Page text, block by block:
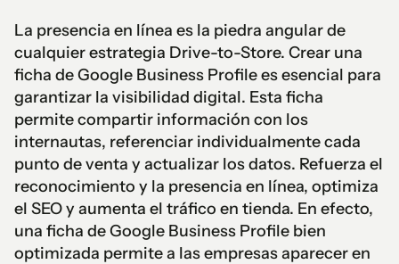
La presencia en línea es la piedra angular de
cualquier estrategia Drive-to-Store. Crear una
ficha de Google Business Profile es esencial para
garantizar la visibilidad digital. Esta ficha
permite compartir información con los
internautas, referenciar individualmente cada
punto de venta y actualizar los datos. Refuerza el
reconocimiento y la presencia en línea, optimiza
el SEO y aumenta el tráfico en tienda. En efecto,
una ficha de Google Business Profile bien
optimizada permite a las empresas aparecer en